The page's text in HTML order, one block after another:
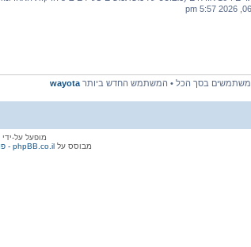
משתמשים בסך הכל • המשתמש החדש ביותר wayota
מופעל על-ידי
מבוסס עלphpBB.co.il - פורומים בעברית